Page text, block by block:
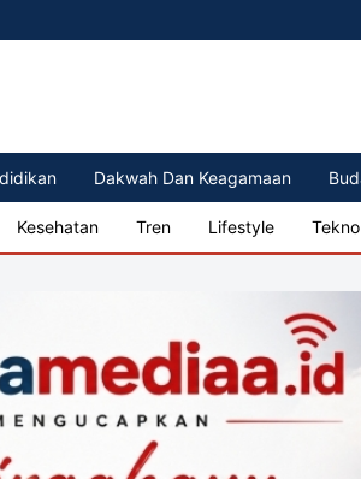
Dakwah Dan Keagamaan
Kesehatan Tren Lifestyle